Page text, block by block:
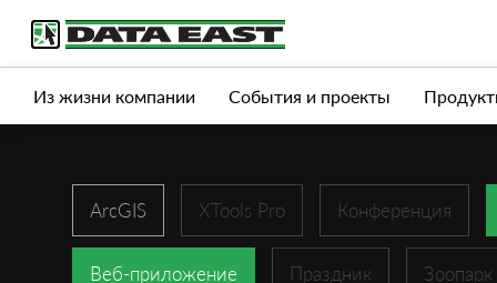
Услуги Продукты Истории успеха
Из жизни компании События и проекты
ArcGIS XTools Pro Конференция
Веб-приложение Праздник Зоопарк